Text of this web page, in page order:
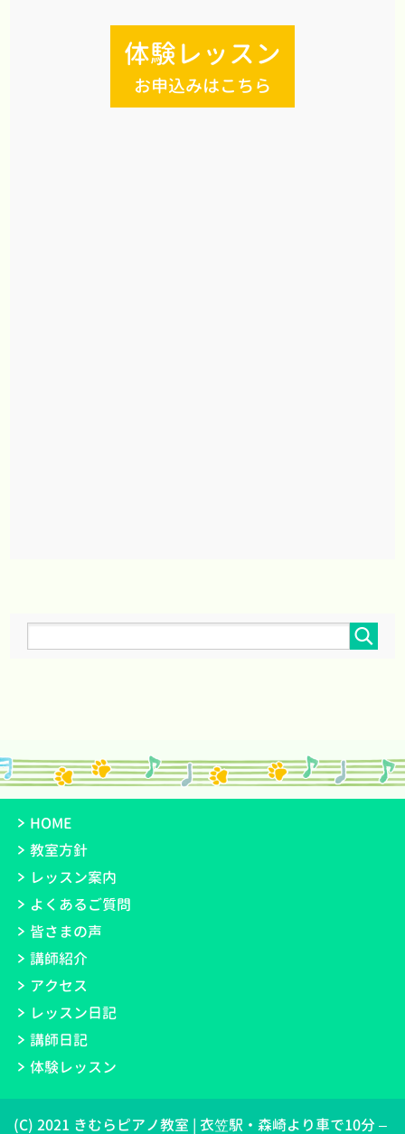
体験レッスン
お申込みはこちら
HOME
教室方針
レッスン案内
よくあるご質問
皆さまの声
講師紹介
アクセス
レッスン日記
講師日記
体験レッスン
(C) 2021 きむらピアノ教室 | 衣笠駅・森崎より車で10分 –